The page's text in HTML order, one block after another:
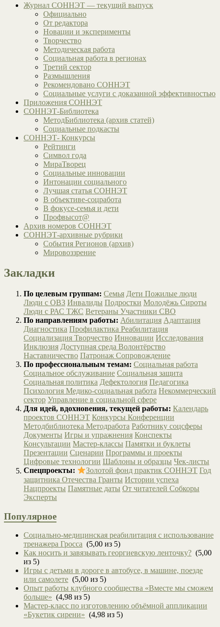
Журнал СОННЭТ — текущий выпуск
Официально
От редактора
Новации и эксперименты
Творчество
Методическая работа
Социальная работа в регионах
Третий сектор
Размышления
Рекомендовано СОННЭТ
Социальные услуги с доказанной эффективностью
Приложения СОННЭТ
СОННЭТ-Библиотека
МетодБиблиотека (архив статей)
Социальные подкасты
СОННЭТ- Конкурсы
Рейтинги
Символ года
МираТворец
Социальные инновации
Интонации социального
Лучшая статья СОННЭТ
В объективе-соцработа
В фокусе-семья и дети
Профвысот@
Архив номеров СОННЭТ
СОННЭТ-архивные рубрики
События Регионов (архив)
Мировоззрение
Закладки
По целевым группам: Семья Дети Пожилые люди
Люди с ОВЗ Инвалиды Подростки Молодёжь Сироты
Люди с РАС ТЖС Ветераны Участники СВО
По направлениям работы: Абилитация Адаптация
Диагностика Профилактика Реабилитация
Социализация Творчество Инновации Исследования
Инклюзия Доступная среда Волонтёрство
Наставничество Патронаж Сопровождение
По профессиональным темам: Социальная работа
Социальное обслуживание Социальная защита
Социальная политика Дефектология Педагогика
Психология Медико-социальная работа Некоммерческий
сектор Управление в социальной сфере
Для идей, вдохновения, текущей работы: Календарь
проектов СОННЭТ Конкурсы Конференции
Методбиблиотека Методработа Работнику соцсферы
Документы Игры и упражнения Конспекты
Консультации Мастер-классы Памятки и буклеты
Презентации Сценарии Программы и проекты
Цифровые технологии Шаблоны и образцы Чек-листы
Спецпроекты:
Золотой фонд практик СОННЭТ Год
защитника Отечества Гранты Истории успеха
Нацпроекты Памятные даты От читателей Собкоры
Эксперты
Популярное
Социально-медицинская реабилитация с использование
тренажера Гросса (5,00 из 5)
Как носить и завязывать георгиевскую ленточку? (5,00
из 5)
Игры с детьми в дороге в автобусе, в машине, поезде
или самолете (5,00 из 5)
Опыт работы клубного сообщества «Вместе мы сможем
больше» (4,98 из 5)
Мастер-класс по изготовлению объёмной аппликации
«Букетик сирени» (4,98 из 5)